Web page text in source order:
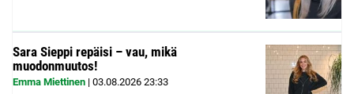
Sara Sieppi repäisi – vau, mikä
muodonmuutos!
Emma Miettinen | 03.08.2026 23:33